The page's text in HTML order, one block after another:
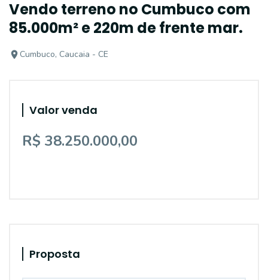
Vendo terreno no Cumbuco com
85.000m² e 220m de frente mar.
Cumbuco, Caucaia - CE
Valor venda
R$ 38.250.000,00
Proposta